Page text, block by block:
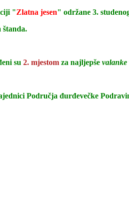
"Zlatna jesen" održane 3.
štanda.
su 2. mjestom za najljepše valanke
Područja đurđevečke